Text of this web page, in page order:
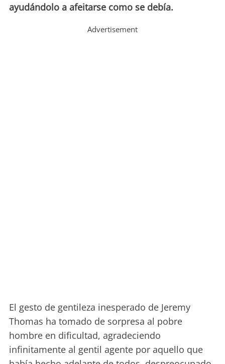
ayudándolo a afeitarse como se debía.
Advertisement
El gesto de gentileza inesperado de Jeremy
Thomas ha tomado de sorpresa al pobre
hombre en dificultad, agradeciendo
infinitamente al gentil agente por aquello que